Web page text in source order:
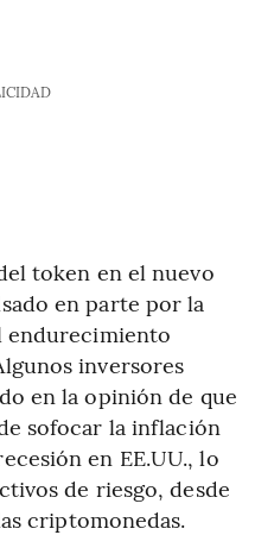
token en el nuevo
en parte por la
endurecimiento
inversores
en la opinión de que
sofocar la inflación
en EE.UU., lo
de riesgo, desde
criptomonedas.